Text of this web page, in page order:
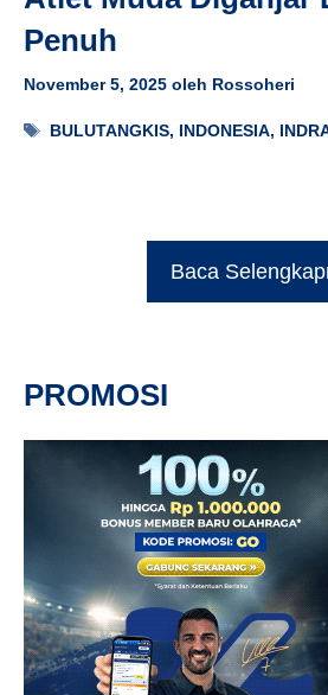
Penuh
November 5, 2025 oleh Rossoheri
Tag
BULUTANGKIS, INDONESIA,
Baca
PROMOSI